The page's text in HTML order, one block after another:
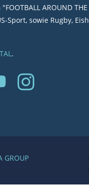
AROUND
Sport, sowie Rugby,
.
GROUP